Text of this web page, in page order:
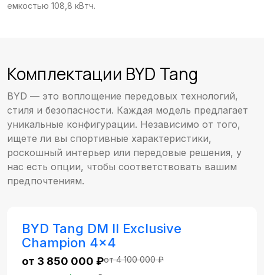
емкостью 108,8 кВтч.
Комплектации BYD Tang
BYD — это воплощение передовых технологий,
стиля и безопасности. Каждая модель предлагает
уникальные конфигурации. Независимо от того,
ищете ли вы спортивные характеристики,
роскошный интерьер или передовые решения, у
нас есть опции, чтобы соответствовать вашим
предпочтениям.
BYD Tang DM II Exclusive
Champion 4x4
от 3 850 000 ₽от 4 100 000 ₽